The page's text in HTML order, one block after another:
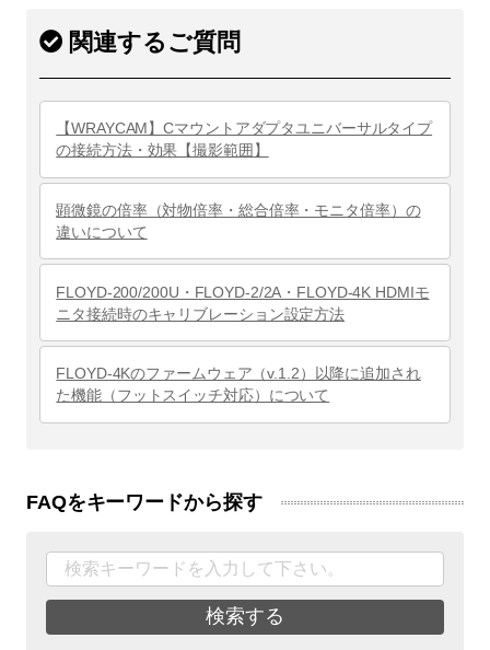
関連するご質問
【WRAYCAM】Cマウントアダプタユニバーサルタイプ
の接続方法・効果【撮影範囲】
顕微鏡の倍率（対物倍率・総合倍率・モニタ倍率）の
違いについて
FLOYD-200/200U・FLOYD-2/2A・FLOYD-4K HDMIモ
ニタ接続時のキャリブレーション設定方法
FLOYD-4Kのファームウェア（v.1.2）以降に追加され
た機能（フットスイッチ対応）について
FAQをキーワードから探す
検索する